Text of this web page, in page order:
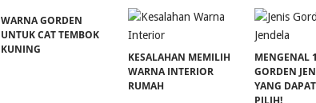
WARNA GORDEN
UNTUK CAT TEMBOK
KUNING
KESALAHAN MEMILIH
WARNA INTERIOR
RUMAH
MENGENAL
GORDEN
YANG
PILIH!